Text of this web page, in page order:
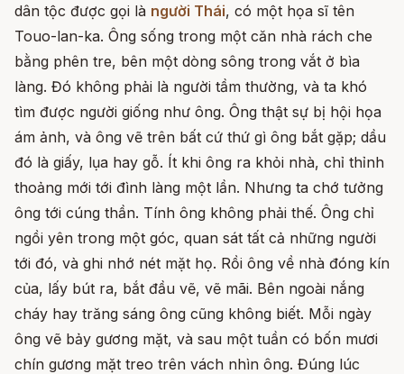
dân tộc được gọi là người Thái, có một họa sĩ tên
Touo-lan-ka. Ông sống trong một căn nhà rách che
bằng phên tre, bên một dòng sông trong vắt ở bìa
làng. Đó không phải là người tầm thường, và ta khó
tìm được người giống như ông. Ông thật sự bị hội họa
ám ảnh, và ông vẽ trên bất cứ thứ gì ông bắt gặp; dầu
đó là giấy, lụa hay gỗ. Ít khi ông ra khỏi nhà, chỉ thỉnh
thoảng mới tới đình làng một lần. Nhưng ta chớ tưởng
ông tới cúng thần. Tính ông không phải thế. Ông chỉ
ngồi yên trong một góc, quan sát tất cả những người
tới đó, và ghi nhớ nét mặt họ. Rồi ông về nhà đóng kín
của, lấy bút ra, bắt đầu vẽ, vẽ mãi. Bên ngoài nắng
cháy hay trăng sáng ông cũng không biết. Mỗi ngày
ông vẽ bảy gương mặt, và sau một tuần có bốn mươi
chín gương mặt treo trên vách nhìn ông. Đúng lúc